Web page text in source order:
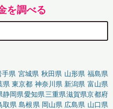
を調べる
手県 宮城県 秋田県 山形県 福島県
県 東京都 神奈川県 新潟県 富山県
静岡県愛知県三重県滋賀県京都府
取県 島根県 岡山県 広島県 山口県